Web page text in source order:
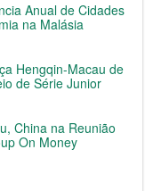
Anual de Cidades
na Malásia
Hengqin-Macau de
de Série Junior
China na Reunião
On Money